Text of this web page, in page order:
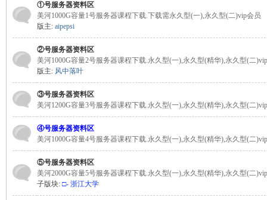
站)
①号服务器资料区
美河1000G容量1号服务器课程下载.下载需永久型(一),永久型(二)vip会员
版主: aipepsi
②号服务器资料区
美河1000G容量2号服务器课程下载.永久型(一),永久型(精华),永久型(二
版主: 风中落叶
③号服务器资料区
美河1200G容量3号服务器课程下载.永久型(一),永久型(精华),永久型(二
④号服务器资料区
美河1000G容量4号服务器课程下载.永久型(一),永久型(精华),永久型(二
⑤号服务器资料区
美河2000G容量5号服务器课程下载.永久型(一),永久型(精华),永久型(二
子版块: □- 浙江大学